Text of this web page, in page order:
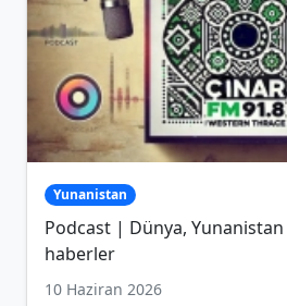
Yunanistan
Podcast | Dünya, Yunanistan
haberler
10 Haziran 2026